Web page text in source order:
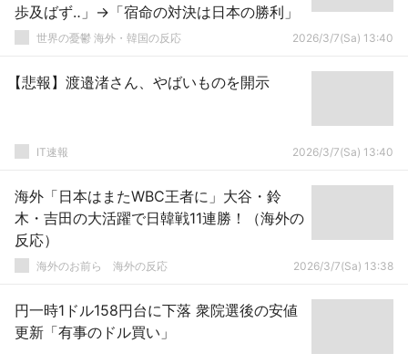
歩及ばず‥」→「宿命の対決は日本の勝利」
世界の憂鬱 海外・韓国の反応 2026/3/7(Sa) 13:40
【悲報】渡邉渚さん、やばいものを開示
IT速報 2026/3/7(Sa) 13:40
海外「日本はまたWBC王者に」大谷・鈴
木・吉田の大活躍で日韓戦11連勝！（海外の
反応）
海外のお前ら 海外の反応 2026/3/7(Sa) 13:38
円一時1ドル158円台に下落 衆院選後の安値
更新「有事のドル買い」